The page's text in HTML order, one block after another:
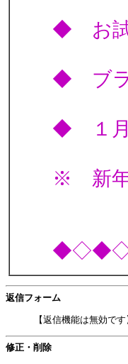
◆
◆ ブ
◆ １
※
返信フォーム
【返信機能は無効です
修正・削除